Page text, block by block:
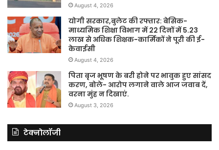
August 4, 2026
योगी सरकार,बुलेट की रफ्तार: बेसिक-
माध्यमिक शिक्षा विभाग में 22 दिनों में 5.23
लाख से अधिक शिक्षक-कार्मिकों ने पूरी की ई-
केवाईसी
August 4, 2026
पिता बृज भूषण के बरी होने पर भावुक हुए सांसद
करण, बोले- आरोप लगाने वाले आज जवाब दें,
वरना मुंह न दिखाएं.
August 3, 2026
टेक्नोलॉजी